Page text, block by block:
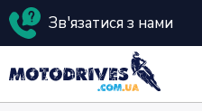
Зв'язатися з нами